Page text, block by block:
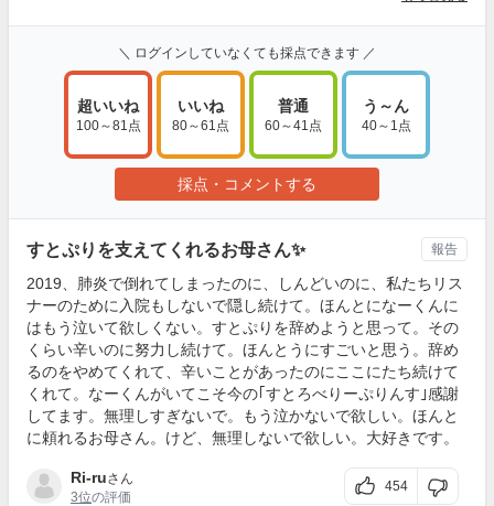
＼ ログインしていなくても採点できます ／
超いいね
100～81点
いいね
80～61点
普通
60～41点
う～ん
40～1点
採点・コメントする
すとぷりを支えてくれるお母さん✨
2019、肺炎で倒れてしまったのに、しんどいのに、私たちリス
ナーのために入院もしないで隠し続けて。ほんとになーくんに
はもう泣いて欲しくない。すとぷりを辞めようと思って。その
くらい辛いのに努力し続けて。ほんとうにすごいと思う。辞め
るのをやめてくれて、辛いことがあったのにここにたち続けて
くれて。なーくんがいてこそ今の｢すとろべりーぷりんす｣感謝
してます。無理しすぎないで。もう泣かないで欲しい。ほんと
に頼れるお母さん。けど、無理しないで欲しい。大好きです。
Ri-ruさん
3位の評価
454
報告